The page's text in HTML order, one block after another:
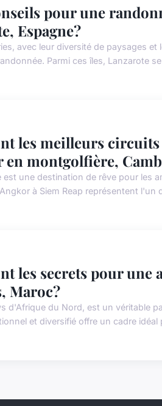
pour une
Espagne?
avec leur diversité de paysages
Parmi ces îles, Lanzarote
les meilleurs
en montgolfière,
est une destination de rêve pour les
à Siem Reap représentent l'un
les secrets pour une
Maroc?
d'Afrique du Nord, est un véritable
et diversifié offre un cadre